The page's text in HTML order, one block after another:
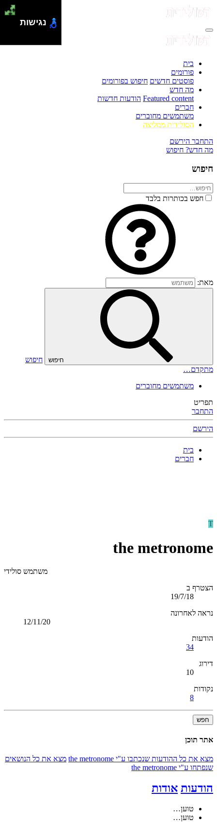
בית
פורומים
פוסטים חדשים חיפוש בפורומים
מה חדש
Featured content הודעות חדשות
חברים
משתמשים מחוברים
הסולידית ממליצה
התחבר הירשם
מה חדש? חיפוש
חיפוש
חפש בכותרות בלבד
מאת:
חיפוש
חיפוש
מתקדם…
משתמשים מחוברים
תפריט
התחבר
הירשם
בית
חברים
T
the metronome
משתמש סולידי
הצטרף ב
19/7/18
נראה לאחרונה
12/11/20
הודעות
34
דירוג
10
נקודות
8
חפש
אתר תוכן
מצא את כל ההודעות שנכתבו ע"י the metronome
מצא את כל הנושאים
שנפתחו ע"י the metronome
הודעות אודות
טוען…
טוען…
נגישות